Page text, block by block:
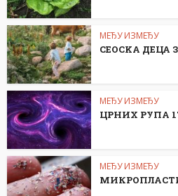
МЕЂУ ИЗМЕЂУ
СЕОСKА ДЕЦА
МЕЂУ ИЗМЕЂУ
ЦРНИХ РУПА
МЕЂУ ИЗМЕЂУ